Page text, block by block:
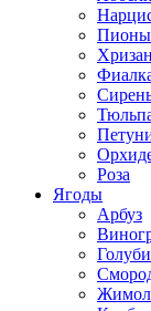
Пионы
Роза
Ягоды
Арбуз